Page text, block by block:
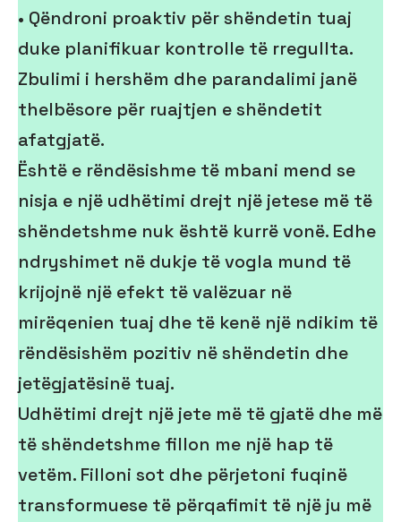
• Qëndroni proaktiv për shëndetin tuaj
duke planifikuar kontrolle të rregullta.
Zbulimi i hershëm dhe parandalimi janë
thelbësore për ruajtjen e shëndetit
afatgjatë.
Është e rëndësishme të mbani mend se
nisja e një udhëtimi drejt një jetese më të
shëndetshme nuk është kurrë vonë. Edhe
ndryshimet në dukje të vogla mund të
krijojnë një efekt të valëzuar në
mirëqenien tuaj dhe të kenë një ndikim të
rëndësishëm pozitiv në shëndetin dhe
jetëgjatësinë tuaj.
Udhëtimi drejt një jete më të gjatë dhe më
të shëndetshme fillon me një hap të
vetëm. Filloni sot dhe përjetoni fuqinë
transformuese të përqafimit të një ju më